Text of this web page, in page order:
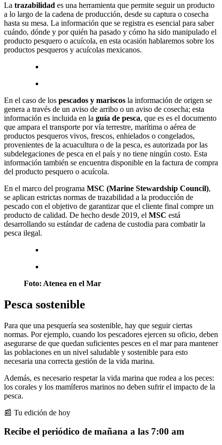
La trazabilidad es una herramienta que permite seguir un producto
a lo largo de la cadena de producción, desde su captura o cosecha
hasta su mesa. La información que se registra es esencial para saber
cuándo, dónde y por quién ha pasado y cómo ha sido manipulado el
producto pesquero o acuícola, en esta ocasión hablaremos sobre los
productos pesqueros y acuícolas mexicanos.
En el caso de los pescados y mariscos la información de origen se
genera a través de un aviso de arribo o un aviso de cosecha; esta
información es incluida en la guía de pesca, que es es el documento
que ampara el transporte por vía terrestre, marítima o aérea de
productos pesqueros vivos, frescos, enhielados o congelados,
provenientes de la acuacultura o de la pesca, es autorizada por las
subdelegaciones de pesca en el país y no tiene ningún costo. Esta
información también se encuentra disponible en la factura de compra
del producto pesquero o acuícola.
En el marco del programa MSC (Marine Stewardship Council),
se aplican estrictas normas de trazabilidad a la producción de
pescado con el objetivo de garantizar que el cliente final compre un
producto de calidad. De hecho desde 2019, el MSC está
desarrollando su estándar de cadena de custodia para combatir la
pesca ilegal.
Foto: Atenea en el Mar
Pesca sostenible
Para que una pesquería sea sostenible, hay que seguir ciertas
normas. Por ejemplo, cuando los pescadores ejercen su oficio, deben
asegurarse de que quedan suficientes pesces en el mar para mantener
las poblaciones en un nivel saludable y sostenible para esto
necesaria una correcta gestión de la vida marina.
Además, es necesario respetar la vida marina que rodea a los peces:
los corales y los mamíferos marinos no deben sufrir el impacto de la
pesca.
📰 Tu edición de hoy
Recibe el periódico de mañana a las 7:00 am